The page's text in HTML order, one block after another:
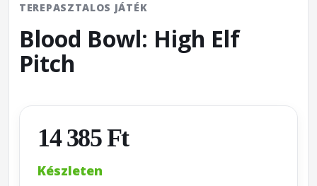
TEREPASZTALOS JÁTÉK
Blood Bowl: High Elf
Pitch
14 385 Ft
Készleten